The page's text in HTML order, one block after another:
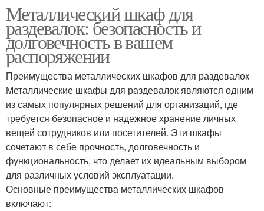
Металлический шкаф для
раздевалок: безопасность и
долговечность в вашем
распоряжении
Преимущества металлических шкафов для раздевалок
Металлические шкафы для раздевалок являются одним
из самых популярных решений для организаций, где
требуется безопасное и надежное хранение личных
вещей сотрудников или посетителей. Эти шкафы
сочетают в себе прочность, долговечность и
функциональность, что делает их идеальным выбором
для различных условий эксплуатации.
Основные преимущества металлических шкафов
включают: